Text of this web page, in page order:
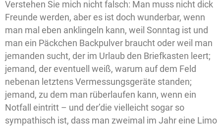
Verstehen Sie mich nicht falsch: Man muss nicht dick
Freunde werden, aber es ist doch wunderbar, wenn
man mal eben anklingeln kann, weil Sonntag ist und
man ein Päckchen Backpulver braucht oder weil man
jemanden sucht, der im Urlaub den Briefkasten leert;
jemand, der eventuell weiß, warum auf dem Feld
nebenan letztens Vermessungsgeräte standen;
jemand, zu dem man rüberlaufen kann, wenn ein
Notfall eintritt – und der’die vielleicht sogar so
sympathisch ist, dass man zweimal im Jahr eine Limo